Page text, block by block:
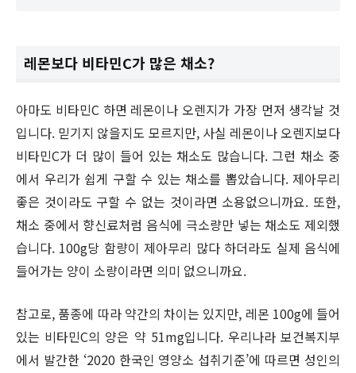
레몬보다 비타민C가 많은 채소?
아마도 비타민C 하면 레몬이나 오렌지가 가장 먼저 생각날 것
입니다. 믿기지 않을지도 모르지만, 사실 레몬이나 오렌지보다
비타민C가 더 많이 들어 있는 채소도 많습니다. 그런 채소 중
에서 우리가 쉽게 구할 수 있는 채소를 뽑았습니다. 제아무리
좋은 것이라도 구할 수 없는 것이라면 소용없으니까요. 또한,
채소 중에서 향신료처럼 음식에 극소량만 넣는 채소도 제외했
습니다. 100g당 함량이 제아무리 많다 하더라도 실제 음식에
들어가는 양이 소량이라면 의미 없으니까요.
참고로, 품종에 따라 약간의 차이는 있지만, 레몬 100g에 들어
있는 비타민C의 양은 약 51mg입니다. 우리나라 보건복지부
에서 발간한 ‘2020 한국인 영양소 섭취기준’에 따르면 성인의